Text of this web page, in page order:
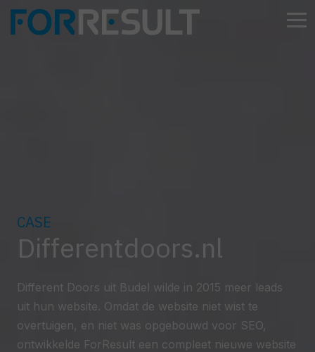
CASE
Differentdoors.nl
Different Doors uit Budel wilde in 2015 meer leads
uit hun website. Omdat de website niet wist te
overtuigen, en niet was opgebouwd voor SEO,
ontwikkelde ForResult een compleet nieuwe website